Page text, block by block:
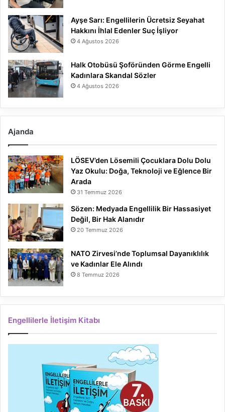
Ayşe Sarı: Engellilerin Ücretsiz Seyahat
Hakkını İhlal Edenler Suç İşliyor
4 Ağustos 2026
Halk Otobüsü Şoföründen Görme Engelli
Kadınlara Skandal Sözler
4 Ağustos 2026
Ajanda
LÖSEV’den Lösemili Çocuklara Dolu Dolu
Yaz Okulu: Doğa, Teknoloji ve Eğlence Bir
Arada
31 Temmuz 2026
Sözen: Medyada Engellilik Bir Hassasiyet
Değil, Bir Hak Alanıdır
20 Temmuz 2026
NATO Zirvesi’nde Toplumsal Dayanıklılık
ve Kadınlar Ele Alındı
8 Temmuz 2026
Engellilerle İletişim Kitabı